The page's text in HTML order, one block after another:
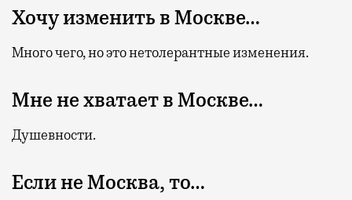
Хочу изменить в Москве…
Много чего, но это нетолерантные изменения.
Мне не хватает в Москве…
Душевности.
Если не Москва, то…